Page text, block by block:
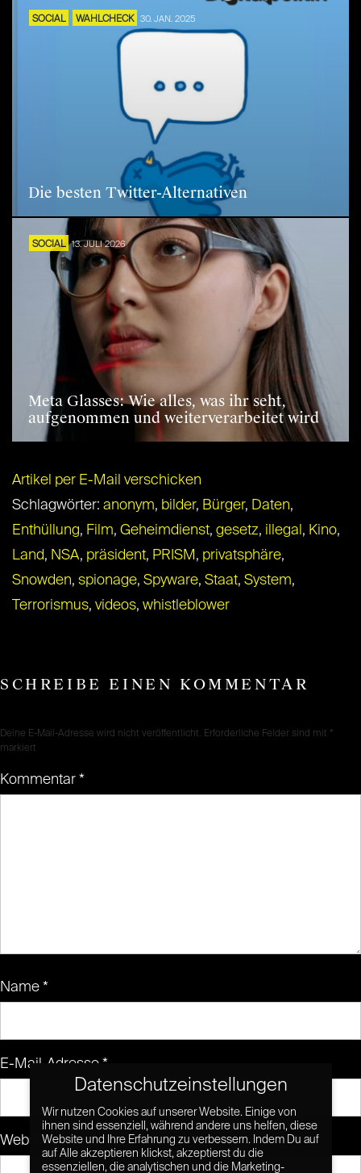
SOCIAL WAHLCHECK 30. JAN. 2025
Die besten Twitter-Alternativen
SOCIAL 13. JULI 2026
Meta Glasses: Wie alles, was ihr seht,
aufgenommen und weiterverarbeitet wird
Artikel per E-Mail verschicken
Schlagwörter: anonym, bilder, Bürger, Daten,
Enthüllung, Film, Geheimdienst, gesetz, illegal , Kino,
Land, NSA, präsident, PRISM , privatsphäre,
Snowden, spionage, Spyware, Staat, System,
Terrorismus, videos, whistleblower
SCHREIBE EINEN KOMMENTAR
Deine E-Mail-Adresse wird nicht veröffentlicht. Erforderliche Felder sind mit *
markiert
Kommentar *
Name *
E-Mail-Adresse *
Website
Datenschutzeinstellungen
Wir nutzen Cookies auf unserer Website. Einige von
ihnen sind essenziell, während andere uns helfen, diese
Website und Ihre Erfahrung zu verbessern. Indem Du auf
auf Alle akzeptieren klickst, akzeptierst du die
essenziellen, die analytischen und die Marketing-